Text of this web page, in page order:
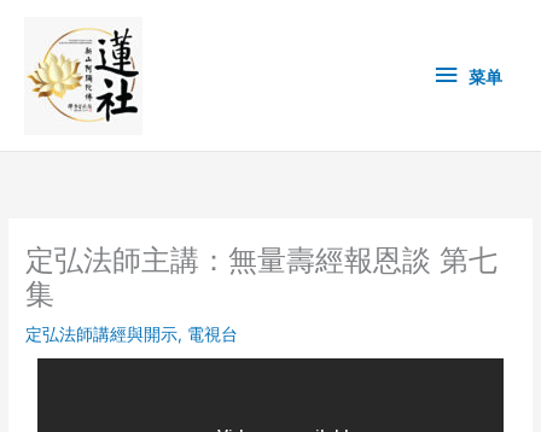
content
单 菜单
定弘法師主講：無量壽經報恩談 第七
集
定弘法師講經與開示, 電視台